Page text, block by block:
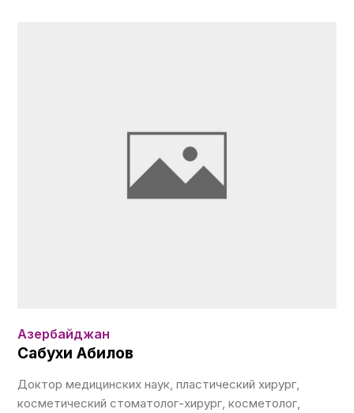
Азербайджан
Сабухи Абилов
Доктор медицинских наук, пластический хирург,
косметический стоматолог-хирург, косметолог,